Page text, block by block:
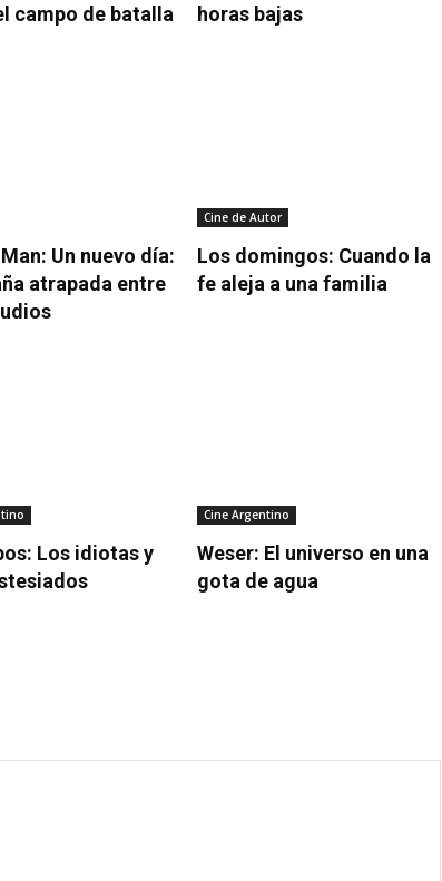
campo de batalla
horas bajas
Un nuevo día:
atrapada entre
Cine de Autor
Los domingos: Cuando la
fe aleja a una familia
Los idiotas y
Cine Argentino
Weser: El universo en una
gota de agua